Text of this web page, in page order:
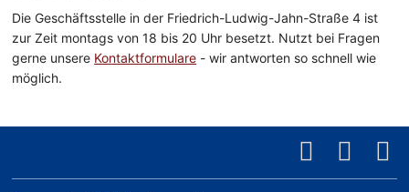
Die Geschäftsstelle in der Friedrich-Ludwig-Jahn-Straße 4 ist
zur Zeit montags von 18 bis 20 Uhr besetzt. Nutzt bei Fragen
gerne unsere Kontaktformulare - wir antworten so schnell wie
möglich.